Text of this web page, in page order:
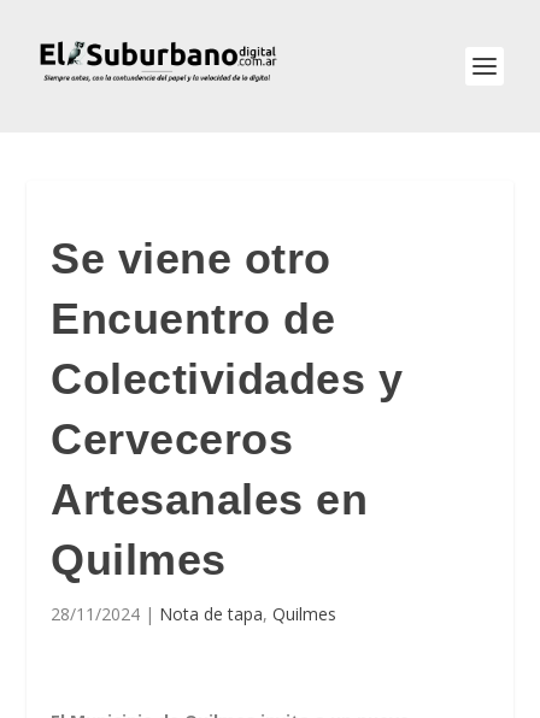
Se viene otro
Encuentro de
Colectividades y
Cerveceros
Artesanales en
Quilmes
28/11/2024 | Nota de tapa,Quilmes